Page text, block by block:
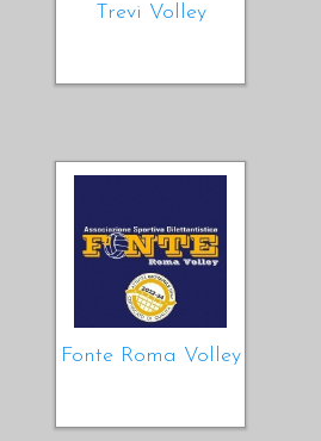
Trevi Volley
Fonte Roma Volley